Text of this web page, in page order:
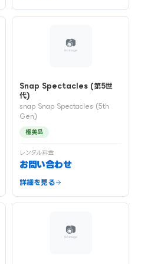
Snap Spectacles (第5世
代)
snap Snap Spectacles (5th
Gen)
極美品
レンタル料金
お問い合わせ
詳細を見る